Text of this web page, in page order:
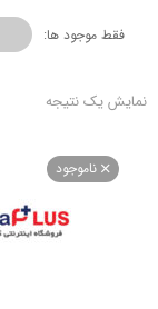
ها:
نتیجه